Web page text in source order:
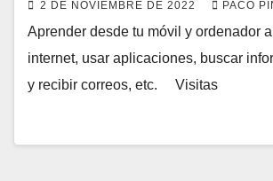
2 DE NOVIEMBRE DE 2022 PACO
Aprender desde tu móvil y ordenador
internet, usar aplicaciones, buscar
y recibir correos, etc. Visitas